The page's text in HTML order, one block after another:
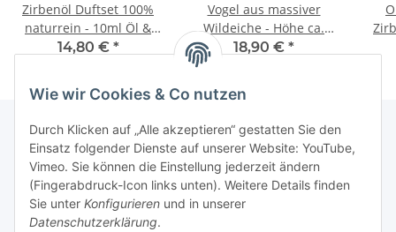
Wie wir Cookies & Co nutzen
Durch Klicken auf „Alle akzeptieren“ gestatten Sie den
Einsatz folgender Dienste auf unserer Website: YouTube,
Vimeo. Sie können die Einstellung jederzeit ändern
(Fingerabdruck-Icon links unten). Weitere Details finden
Sie unter Konfigurieren und in unserer
Datenschutzerklärung.
Zirbenöl Duftset 100%
naturrein - 10ml Öl &
Zirbenspäne &
"aroma 10ml"
14,80 € *
Vogel aus massiver
Wildeiche - Höhe ca.
15cm, Dicke ca. 6cm -
18,90 € *
Informationen